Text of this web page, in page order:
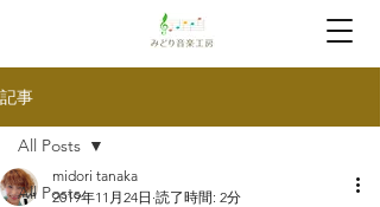
記事
All Posts
All Posts
midori tanaka
2019年11月24日 読了時間: 2分